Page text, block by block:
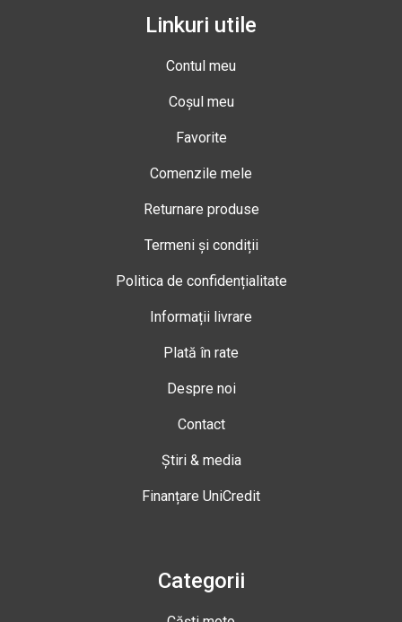
Linkuri utile
Contul meu
Coșul meu
Favorite
Comenzile mele
Returnare produse
Termeni și condiții
Politica de confidențialitate
Informații livrare
Plată în rate
Despre noi
Contact
Știri & media
Finanțare UniCredit
Categorii